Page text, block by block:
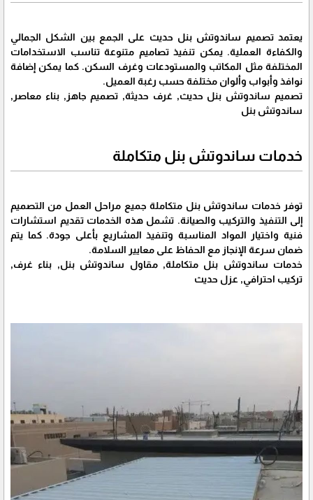
يعتمد تصميم ساندوتش بنل حديث على الجمع بين الشكل الجمالي
والكفاءة العملية. يمكن تنفيذ تصاميم متنوعة تناسب الاستخدامات
المختلفة مثل المكاتب والمستودعات وغرف السكن. كما يمكن إضافة
نوافذ وأبواب وألوان مختلفة حسب رغبة العميل.
تصميم ساندوتش بنل حديث, غرف حديثة, تصميم جاهز, بناء معاصر,
ساندوتش بنل
خدمات ساندوتش بنل متكاملة
توفر خدمات ساندوتش بنل متكاملة جميع مراحل العمل من التصميم
إلى التنفيذ والتركيب والصيانة. تشمل هذه الخدمات تقديم استشارات
فنية واختيار المواد المناسبة وتنفيذ المشاريع بأعلى جودة. كما يتم
ضمان سرعة الإنجاز مع الحفاظ على معايير السلامة.
خدمات ساندوتش بنل متكاملة, مقاول ساندوتش بنل, بناء غرف,
تركيب احترافي, عزل حديث